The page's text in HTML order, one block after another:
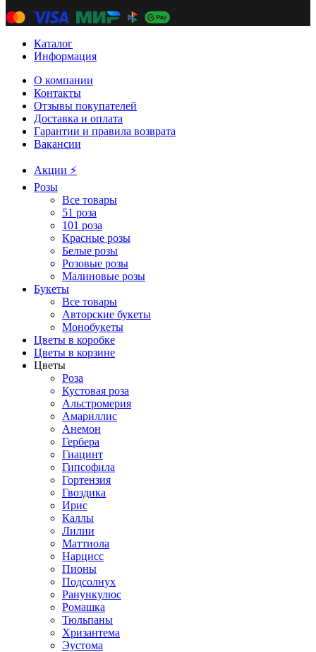
Каталог
Информация
О компании
Контакты
Отзывы покупателей
Доставка и оплата
Гарантии и правила возврата
Вакансии
Акции ⚡️
Розы
Все товары
51 роза
101 роза
Красные розы
Белые розы
Розовые розы
Малиновые розы
Букеты
Все товары
Авторские букеты
Монобукеты
Цветы в коробке
Цветы в корзине
Цветы
Роза
Кустовая роза
Альстромерия
Амариллис
Анемон
Гербера
Гиацинт
Гипсофила
Гортензия
Гвоздика
Ирис
Каллы
Лилии
Маттиола
Нарцисс
Пионы
Подсолнух
Ранункулюс
Ромашка
Тюльпаны
Хризантема
Эустома